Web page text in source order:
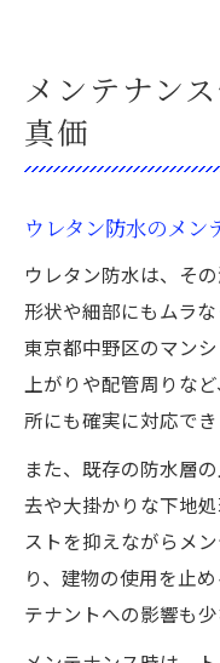
メンテナン
真価
ウレタン防水のメン
ウレタン防水は、そ
形状や細部にもムラ
東京都中野区のマン
上がりや配管周りな
所にも確実に対応でき
また、既存の防水層
去や大掛かりな下地
ストを抑えながらメ
り、建物の使用を止
テナントへの影響も少